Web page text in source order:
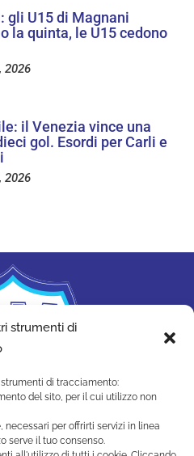
strumenti di
di tracciamento:
del sito, per il cui utilizzo non
necessari per offrirti servizi in linea
serve il tuo consenso.
gli U15 di Magnani
la quinta, le U15 cedono
2026
il Venezia vince una
gol. Esordi per Carli e
2026